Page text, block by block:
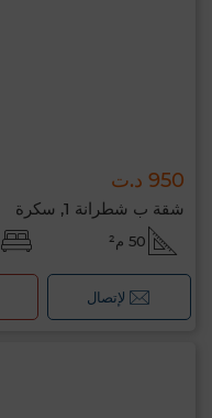
950 د.ت
شقة ب شطرانة 1, سكرة
50 م²
لإتصال